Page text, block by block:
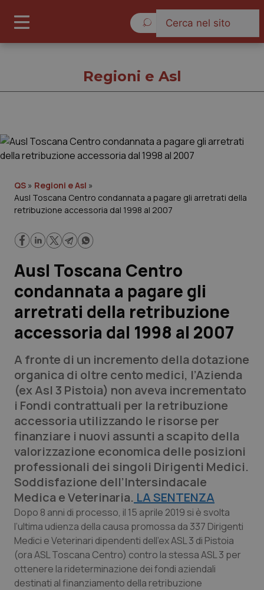
Governo e Parlamento
Regioni e Asl
Lavoro e Professioni
Scienza e Farmaci
Studi e Analisi
Lettere al direttore
Edizioni Regionali
QS Pro
Professionisti Sanitari.AI
Abruzzo
Basilicata
Calabria
Campania
QS Pro Gold
Artrite & artrosi
Asma & BPCO
Car-T
QS Club Newsletter
Regioni e Asl
QS » Regioni e Asl »
Ausl Toscana Centro condannata a pagare gli arretrati della
retribuzione accessoria dal 1998 al 2007
Ausl Toscana Centro
condannata a pagare gli
arretrati della retribuzione
accessoria dal 1998 al 2007
A fronte di un incremento della dotazione
organica di oltre cento medici, l’Azienda
(ex Asl 3 Pistoia) non aveva incrementato
i Fondi contrattuali per la retribuzione
accessoria utilizzando le risorse per
finanziare i nuovi assunti a scapito della
valorizzazione economica delle posizioni
professionali dei singoli Dirigenti Medici.
Soddisfazione dell’Intersindacale
Medica e Veterinaria. LA SENTENZA
Dopo 8 anni di processo, il 15 aprile 2019 si è svolta
l’ultima udienza della causa promossa da 337 Dirigenti
Medici e Veterinari dipendenti dell’ex ASL 3 di Pistoia
(ora ASL Toscana Centro) contro la stessa ASL 3 per
ottenere la rideterminazione dei fondi aziendali
destinati al finanziamento della retribuzione